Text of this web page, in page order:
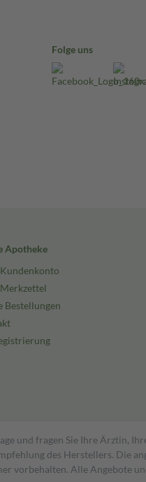
Folge uns
Apotheke
Bestellungen
und fragen Sie Ihre
des Herstellers. Die
vorbehalten. Alle Angebote